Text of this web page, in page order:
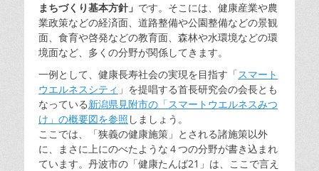
まちづくり基本方針」 です。そこには、健康産業や農
業政策などの経済面、道路整備や公園整備などの景観
面、食育や啓発などの教育面、森林や水環境などの環
境面など、多くの分野が関係してきます。
一例として、健康長寿社会の実現を目指す「スマート
ウエルネスシティ 」を提唱する首長研究会の会長とも
なっている新潟県見附市の「スマートウエルネスみつ
け」の概要図を参照 しましょう。
ここでは、「狭義の健康施策」とされる諸施策以外
に、まさに上にのべたような４つの分野が書き込まれ
ています。丹波市の「健康たんば21」は、ここで言え